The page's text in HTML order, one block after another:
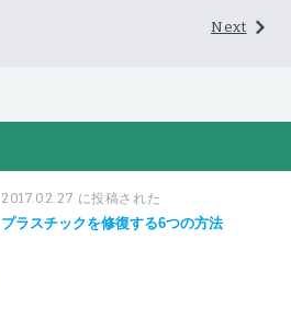
Next
2017.02.27 に投稿された
プラスチックを修復する6つの方法